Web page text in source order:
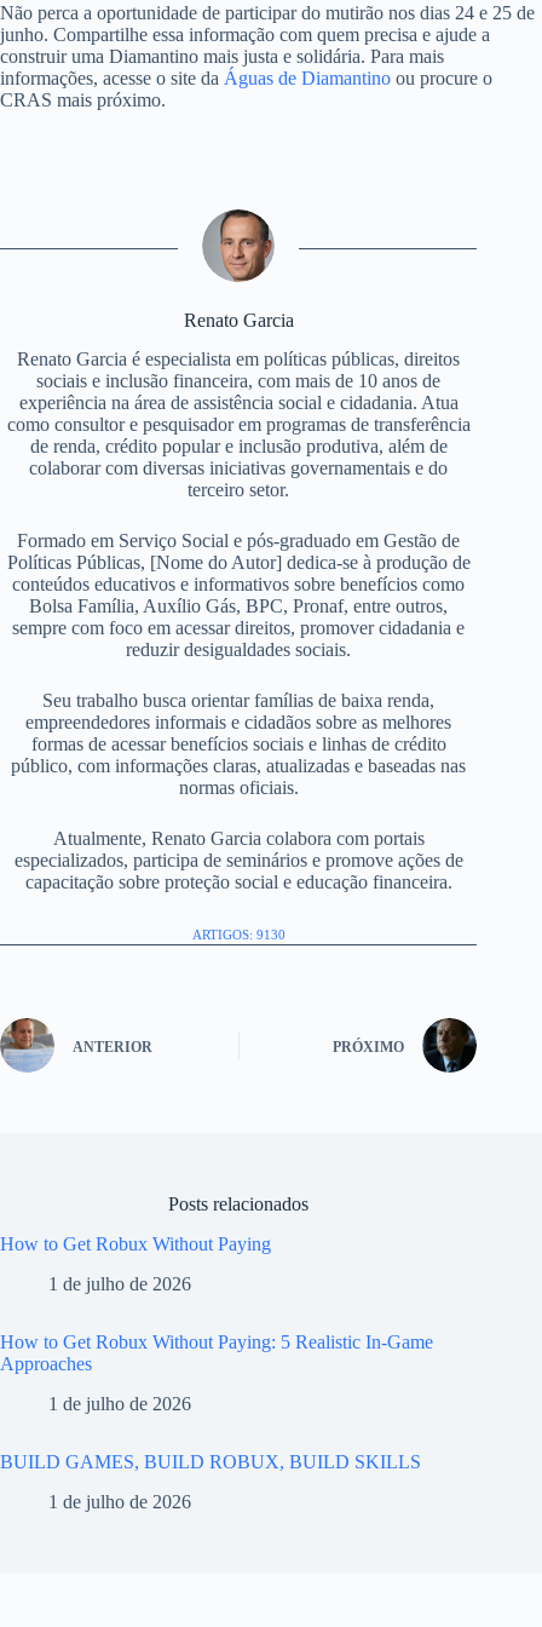
Não perca a oportunidade de participar do mutirão nos dias 24 e 25 de
junho. Compartilhe essa informação com quem precisa e ajude a
construir uma Diamantino mais justa e solidária. Para mais
informações, acesse o site da Águas de Diamantino ou procure o
CRAS mais próximo.
Renato Garcia
Renato Garcia é especialista em políticas públicas, direitos
sociais e inclusão financeira, com mais de 10 anos de
experiência na área de assistência social e cidadania. Atua
como consultor e pesquisador em programas de transferência
de renda, crédito popular e inclusão produtiva, além de
colaborar com diversas iniciativas governamentais e do
terceiro setor.
Formado em Serviço Social e pós-graduado em Gestão de
Políticas Públicas, [Nome do Autor] dedica-se à produção de
conteúdos educativos e informativos sobre benefícios como
Bolsa Família, Auxílio Gás, BPC, Pronaf, entre outros,
sempre com foco em acessar direitos, promover cidadania e
reduzir desigualdades sociais.
Seu trabalho busca orientar famílias de baixa renda,
empreendedores informais e cidadãos sobre as melhores
formas de acessar benefícios sociais e linhas de crédito
público, com informações claras, atualizadas e baseadas nas
normas oficiais.
Atualmente, Renato Garcia colabora com portais
especializados, participa de seminários e promove ações de
capacitação sobre proteção social e educação financeira.
ARTIGOS: 9130
ANTERIOR PRÓXIMO
Posts relacionados
How to Get Robux Without Paying
1 de julho de 2026
How to Get Robux Without Paying: 5 Realistic In-Game
Approaches
1 de julho de 2026
BUILD GAMES, BUILD ROBUX, BUILD SKILLS
1 de julho de 2026